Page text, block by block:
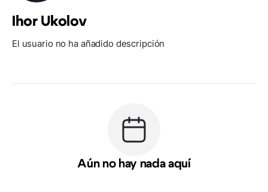
Ihor Ukolov
El usuario no ha añadido descripción
Aún no hay nada aquí